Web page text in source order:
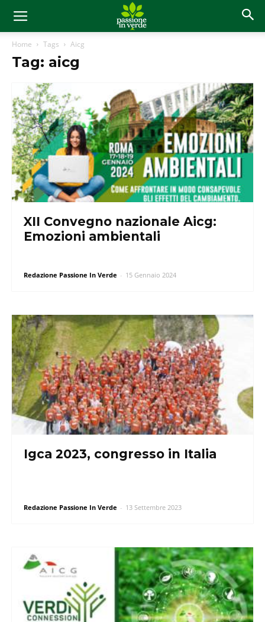
Home Tags Aicg
Tag: aicg
XII Convegno nazionale Aicg:
Emozioni ambientali
Redazione Passione In Verde - 15 Gennaio 2024
Igca 2023, congresso in Italia
Redazione Passione In Verde - 13 Settembre 2023